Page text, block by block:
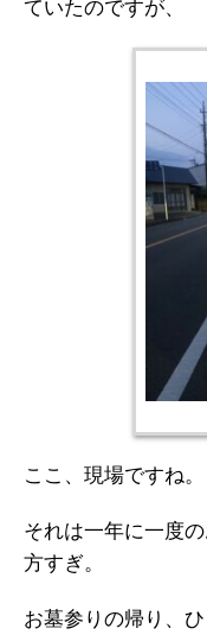
ていたのですが、
ここ、現場ですね。
それは一年に一度
方すぎ。
お墓参りの帰り、